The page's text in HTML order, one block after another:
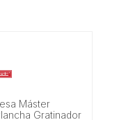
Máster
Gratinador